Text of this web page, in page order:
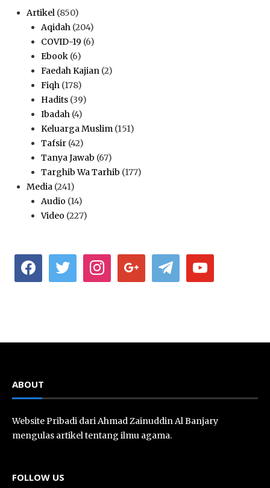
Artikel (850)
Aqidah (204)
COVID-19 (6)
Ebook (6)
Faedah Kajian (2)
Fiqh (178)
Hadits (39)
Ibadah (4)
Keluarga Muslim (151)
Tafsir (42)
Tanya Jawab (67)
Targhib Wa Tarhib (177)
Media (241)
Audio (14)
Video (227)
facebook twitter instagramgoogle telegram youtube
ABOUT
Website Pribadi dari Ahmad Zainuddin Al Banjary
mengulas artikel tentang ilmu agama.
FOLLOW US